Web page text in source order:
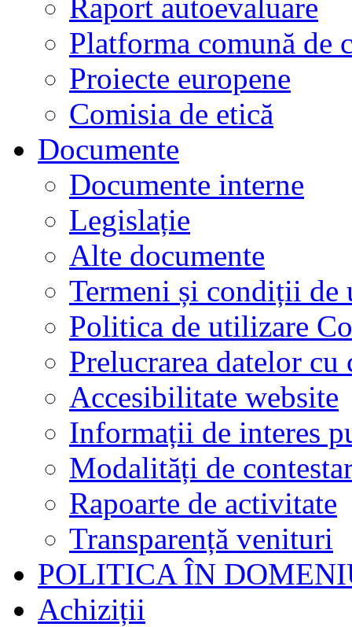
Raport autoevaluare
Platforma comună de
Proiecte europene
Comisia de etică
Documente
Documente interne
Legislație
Alte documente
Termeni și condiții de
Politica de utilizare
Prelucrarea datelor cu
Accesibilitate website
Informații de interes
Modalități de
Rapoarte de activitate
Transparență venituri
POLITICA ÎN
Achiziții